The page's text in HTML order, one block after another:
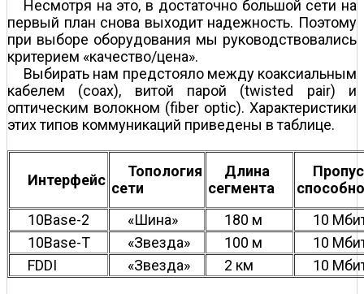
Несмотря на это, в достаточно большой сети на
первый план снова выходит надежность. Поэтому
при выборе оборудования мы руководствовались
критерием «качество/цена».
Выбирать нам предстояло между коаксиальным
кабелем (coax), витой парой (twisted pair) и
оптическим волокном (fiber optic). Характеристики
этих типов коммуникаций приведены в таблице.
Интерфейс
Топология
сети
Длина
сегмента
10Base-2
«Шина» 180 м
10
10Base-T
«Звезда» 100 м
10
FDDI
«Звезда» 2 км 10